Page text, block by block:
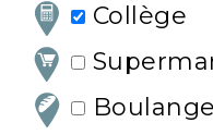
Collège